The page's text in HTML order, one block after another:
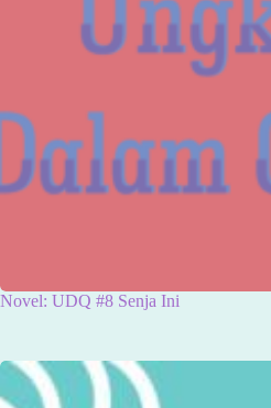
Novel: UDQ #8 Senja Ini